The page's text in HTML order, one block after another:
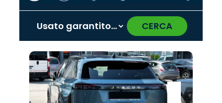
CERCA
Promo
Lancia
Promo
Hyundai
Promo
Jaecoo
Promo
Peugeot
Promo
Seat
Promo
Fiat
Promo
Omoda
Promo
Mazda
Promo
Citroën
Promo
Jeep
Promo
Alfa
Romeo
Promo
Opel
Promo
Cupra
Promo
Abarth
Promo
Land
Rover
‹ ›